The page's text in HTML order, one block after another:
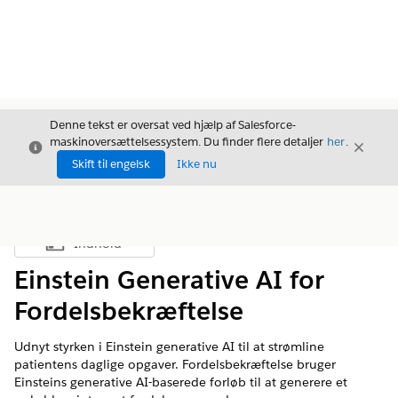
Luk
Denne tekst er oversat ved hjælp af Salesforce-
maskinoversættelsessystem. Du finder flere detaljer her.
Skift til engelsk
Ikke nu
Luk
Vis indholdsfortegnelse
Indhold
Einstein Generative AI for
Fordelsbekræftelse
Udnyt styrken i Einstein generative AI til at strømline
patientens daglige opgaver. Fordelsbekræftelse bruger
Einsteins generative AI-baserede forløb til at generere et